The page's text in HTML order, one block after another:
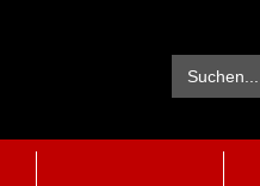
Search
for: